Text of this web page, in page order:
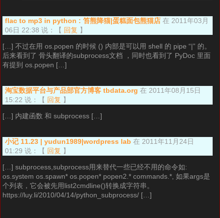
flac to mp3 in python : 笞熊降猫|蛋糕面包熊猫店 在 2011年03月
06日 22:38 说：
【 回复 】
[…] 不过在用 os.popen 的时候 () 内部是可以用 shell 的 pipe “|” 的。
后来看到了 骨头翻译的subprocess文档 ，同时也看到了 PyDoc 里面
有提到 os.popen […]
淘宝数据平台与产品部官方博客 tbdata.org 在 2011年08月15日
15:22 说：
【 回复 】
[…] 内建函数 和 subprocess […]
小记 11.23 | yudun1989|wordpress lab 在 2011年11月24日
01:29 说：
【 回复 】
[…] subprocess,subprocess用来替代一些已经不用的命令如:
os.system os.spawn* os.popen* popen2.* commands.*, 如果args是
个列表，它会被先用list2cmdline()转换成字符串。
https://luy.li/2010/04/14/python_subprocess/ […]